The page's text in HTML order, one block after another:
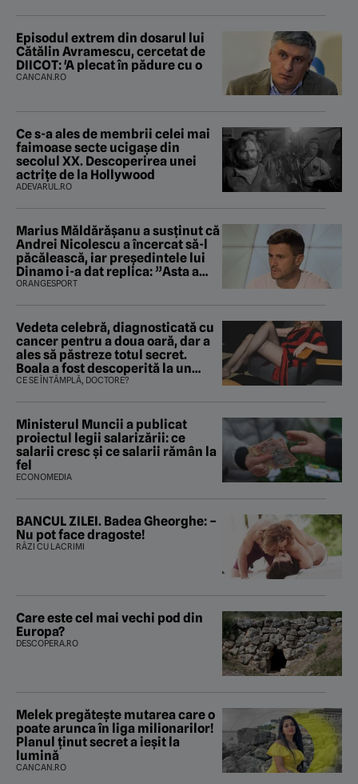
Episodul extrem din dosarul lui
Cătălin Avramescu, cercetat de
DIICOT: 'A plecat în pădure cu o
CANCAN.RO
Ce s-a ales de membrii celei mai
faimoase secte ucigașe din
secolul XX. Descoperirea unei
actrițe de la Hollywood
ADEVARUL.RO
Marius Măldărăşanu a susţinut că
Andrei Nicolescu a încercat să-l
păcălească, iar preşedintele lui
Dinamo i-a dat replica: ”Asta a
fost istoria”
ORANGESPORT
Vedeta celebră, diagnosticată cu
cancer pentru a doua oară, dar a
ales să păstreze totul secret.
Boala a fost descoperită la un
control de rutină
CE SE ÎNTÂMPLĂ, DOCTORE?
Ministerul Muncii a publicat
proiectul legii salarizării: ce
salarii cresc și ce salarii rămân la
fel
ECONOMEDIA
BANCUL ZILEI. Badea Gheorghe: –
Nu pot face dragoste!
RÂZI CU LACRIMI
Care este cel mai vechi pod din
Europa?
DESCOPERA.RO
Melek pregătește mutarea care o
poate arunca în liga milionarilor!
Planul ținut secret a ieșit la
lumină
CANCAN.RO